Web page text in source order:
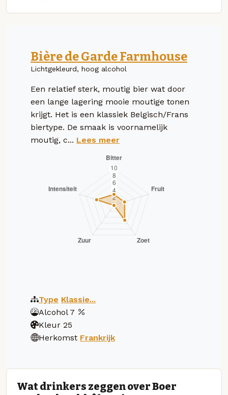
Bière de Garde Farmhouse
Lichtgekleurd, hoog alcohol
Een relatief sterk, moutig bier wat door
een lange lagering mooie moutige tonen
krijgt. Het is een klassiek Belgisch/Frans
biertype. De smaak is voornamelijk
moutig, c... Lees meer
Type Klassie...
Alcohol 7
Kleur 25
Herkomst Frankrijk
Wat drinkers zeggen over Boer